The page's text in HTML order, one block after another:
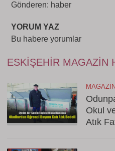
Gönderen: haber
YORUM YAZ
Bu habere yorumlar
ESKIŞEHIR MAGAZIN
MAGAZIN
Okul
Atık